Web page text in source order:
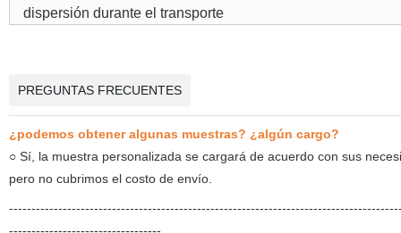
dispersión durante el transporte
PREGUNTAS FRECUENTES
¿podemos obtener algunas muestras? ¿algún cargo?
○Sí, la muestra personalizada se cargará de acuerdo con sus
pero no cubrimos el costo de envío.
---------